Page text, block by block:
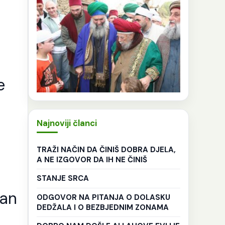
Najnoviji članci
TRAŽI NAČIN DA ČINIŠ DOBRA DJELA,
A NE IZGOVOR DA IH NE ČINIŠ
STANJE SRCA
ODGOVOR NA PITANJA O DOLASKU
DEDŽALA I O BEZBJEDNIM ZONAMA